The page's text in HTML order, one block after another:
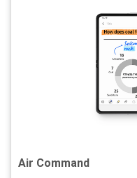
Air Command